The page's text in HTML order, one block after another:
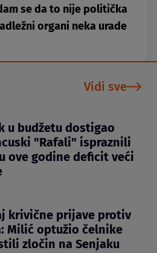
se da to nije politička
organi neka urade
Vidi sve
u budžetu dostigao
"Rafali" ispraznili
ove godine deficit veći
krivične prijave protiv
Milić optužio čelnike
zločin na Senjaku